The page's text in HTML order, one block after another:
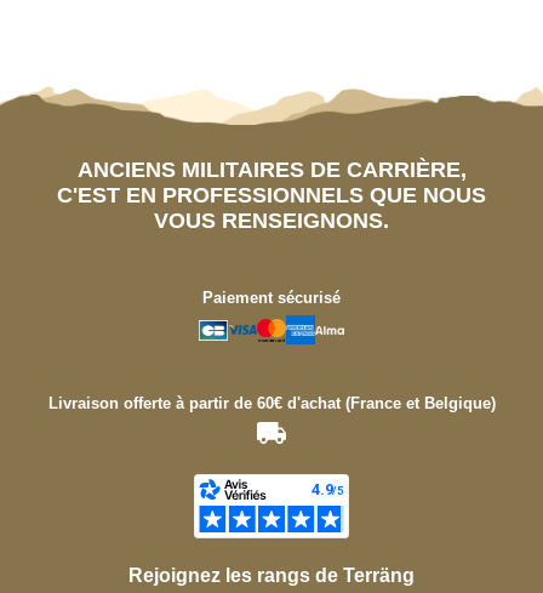
ANCIENS MILITAIRES DE CARRIÈRE,
C'EST EN PROFESSIONNELS QUE NOUS
VOUS RENSEIGNONS.
Paiement sécurisé
Livraison offerte à partir de 60€ d'achat (France et Belgique)
Rejoignez les rangs de Terräng